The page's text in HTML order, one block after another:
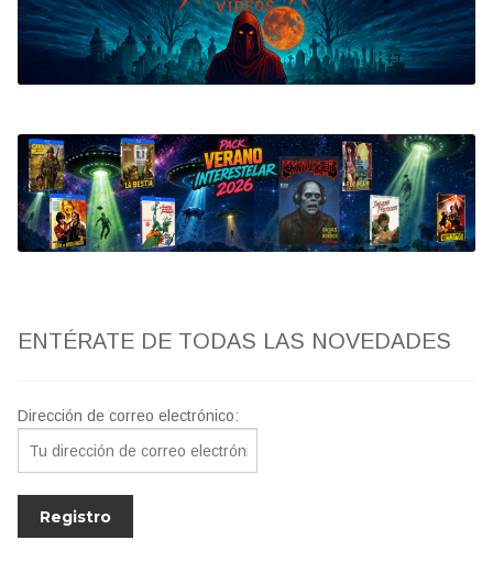
Bluray
Clasificada S
artwork
fantaterror
Jesús Franco
ENTÉRATE DE TODAS LAS NOVEDADES
Dirección de correo electrónico: